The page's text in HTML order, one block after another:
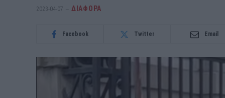
2023-04-07 ΔΙΆΦΟΡΑ
Facebook Twitter Email